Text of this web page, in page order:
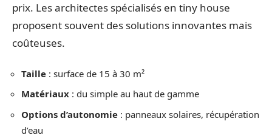
prix. Les architectes spécialisés en tiny house
proposent souvent des solutions innovantes mais
coûteuses.
Taille : surface de 15 à 30 m²
Matériaux : du simple au haut de gamme
Options d’autonomie : panneaux solaires, récupération
d’eau